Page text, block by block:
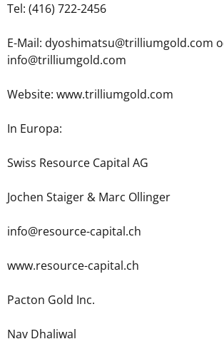
Tel: (416) 722-2456
E-Mail: dyoshimatsu@trilliumgold.com
info@trilliumgold.com
Website: www.trilliumgold.com
In Europa:
Swiss Resource Capital AG
Jochen Staiger & Marc Ollinger
info@resource-capital.ch
www.resource-capital.ch
Pacton Gold Inc.
Nav Dhaliwal